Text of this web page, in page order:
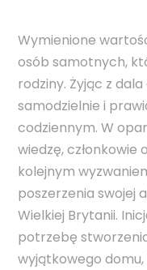
Wymienione
osób samotnych,
rodziny. Żyjąc z
samodzielnie i
codziennym. W
wiedzę,
kolejnym
poszerzenia swojej
Wielkiej Brytanii.
potrzebę
wyjątkowego